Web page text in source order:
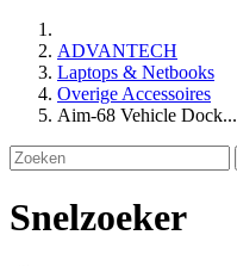
ADVANTECH
Laptops & Netbooks
Overige Accessoires
Aim-68 Vehicle Dock...
Snelzoeker